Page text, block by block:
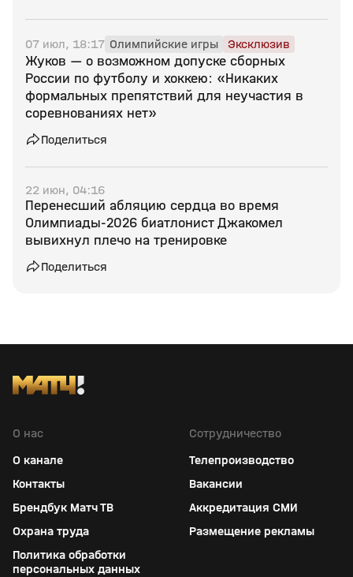
07 июл, 18:17 Олимпийские игры Эксклюзив
Жуков — о возможном допуске сборных
России по футболу и хоккею: «Никаких
формальных препятствий для неучастия в
соревнованиях нет»
Поделиться
22 июн, 04:16
Перенесший абляцию сердца во время
Олимпиады‑2026 биатлонист Джакомел
вывихнул плечо на тренировке
Поделиться
О нас
О канале
Контакты
Брендбук Матч ТВ
Охрана труда
Политика обработки
персональных данных
Сотрудничество
Телепроизводство
Вакансии
Аккредитация СМИ
Размещение рекламы